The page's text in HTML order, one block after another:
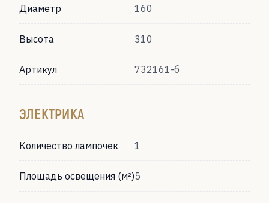
Диаметр 160
Высота 310
Артикул 732161-б
ЭЛЕКТРИКА
Количество лампочек 1
Площадь освещения (м²)5